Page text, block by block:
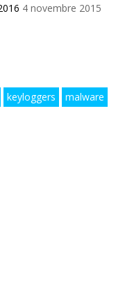
4 novembre 2015
keyloggers
malware